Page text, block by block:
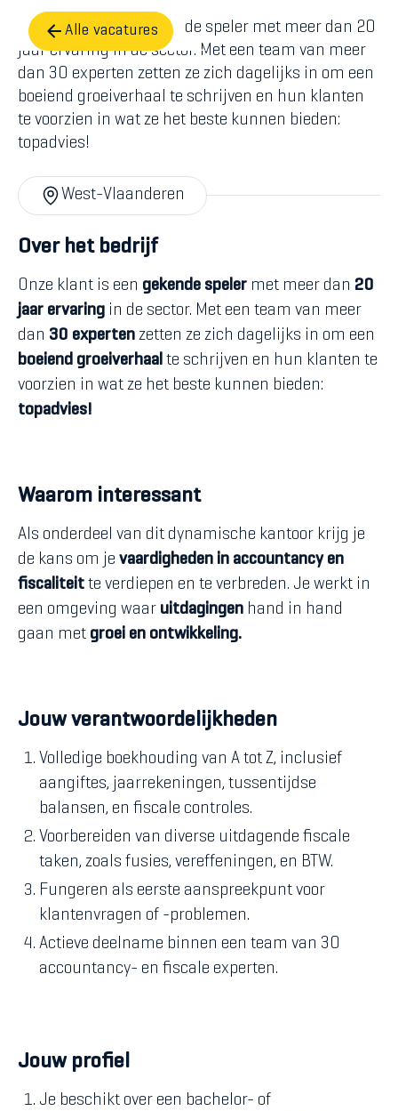
Alle vacatures
Onze klant is een gekende speler met meer dan 20
jaar ervaring in de sector. Met een team van meer
dan 30 experten zetten ze zich dagelijks in om een
boeiend groeiverhaal te schrijven en hun klanten
te voorzien in wat ze het beste kunnen bieden:
topadvies!
West-Vlaanderen
Over het bedrijf
Onze klant is een gekende speler met meer dan 20
jaar ervaring in de sector. Met een team van meer
dan 30 experten zetten ze zich dagelijks in om een
boeiend groeiverhaal te schrijven en hun klanten te
voorzien in wat ze het beste kunnen bieden:
topadvies!
Waarom interessant
Als onderdeel van dit dynamische kantoor krijg je
de kans om je vaardigheden in accountancy en
fiscaliteit te verdiepen en te verbreden. Je werkt in
een omgeving waar uitdagingen hand in hand
gaan met groei en ontwikkeling.
Jouw verantwoordelijkheden
Volledige boekhouding van A tot Z, inclusief
aangiftes, jaarrekeningen, tussentijdse
balansen, en fiscale controles.
Voorbereiden van diverse uitdagende fiscale
taken, zoals fusies, vereffeningen, en BTW.
Fungeren als eerste aanspreekpunt voor
klantenvragen of -problemen.
Actieve deelname binnen een team van 30
accountancy- en fiscale experten.
Jouw profiel
Je beschikt over een bachelor- of